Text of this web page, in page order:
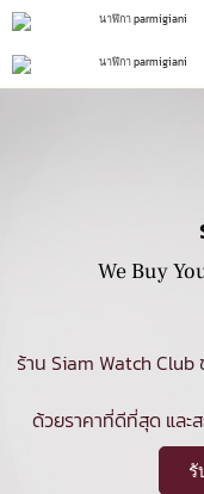
We Buy
ร้าน Siam Watch Club
ด้วยราคาที่ดีที่สุด และ